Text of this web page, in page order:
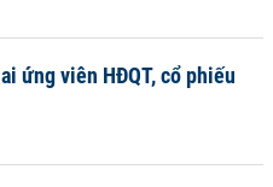
ứng viên HĐQT, cổ phiếu